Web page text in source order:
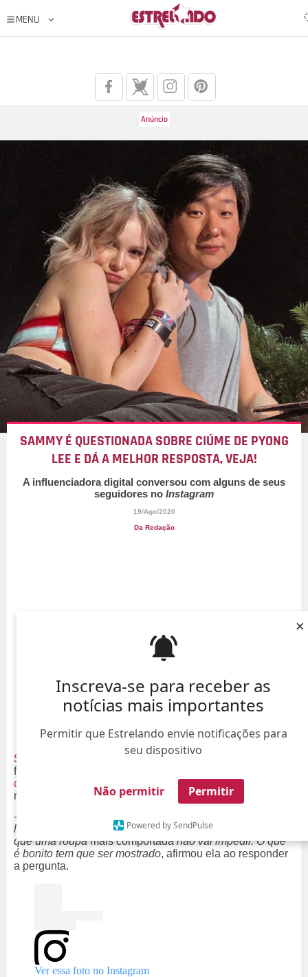
Inscreva-se para receber as
notícias mais importantes
Permitir que Estrelando envie notificações para
seu dispositivo
Não permitir Permitir
Powered by SendPulse
×
SAMMY É QUESTIONADA SOBRE CIÚME DE PYONG
LEE E DÁ A MELHOR RESPOSTA, VEJA!
A influenciadora digital conversou com alguns de seus
seguidores no Instagram
19/Ago/2020
Da Redação
Sammy conversou com seus seguidores
feira, dia 18, e
com Pyong Lee
Instagram Stories , ela
revelou o que o amado não sente ciúmes de seus
- Ele até me ajuda a escolher. Se uma mulher quiser
largar você, ou ficar com outra pessoa, pode ter certeza
que uma roupamais comportadanão vai impedir. O que
é bonito tem que ser mostrado, afirmou ela ao responder
a pergunta.
Ver essa foto no Instagram